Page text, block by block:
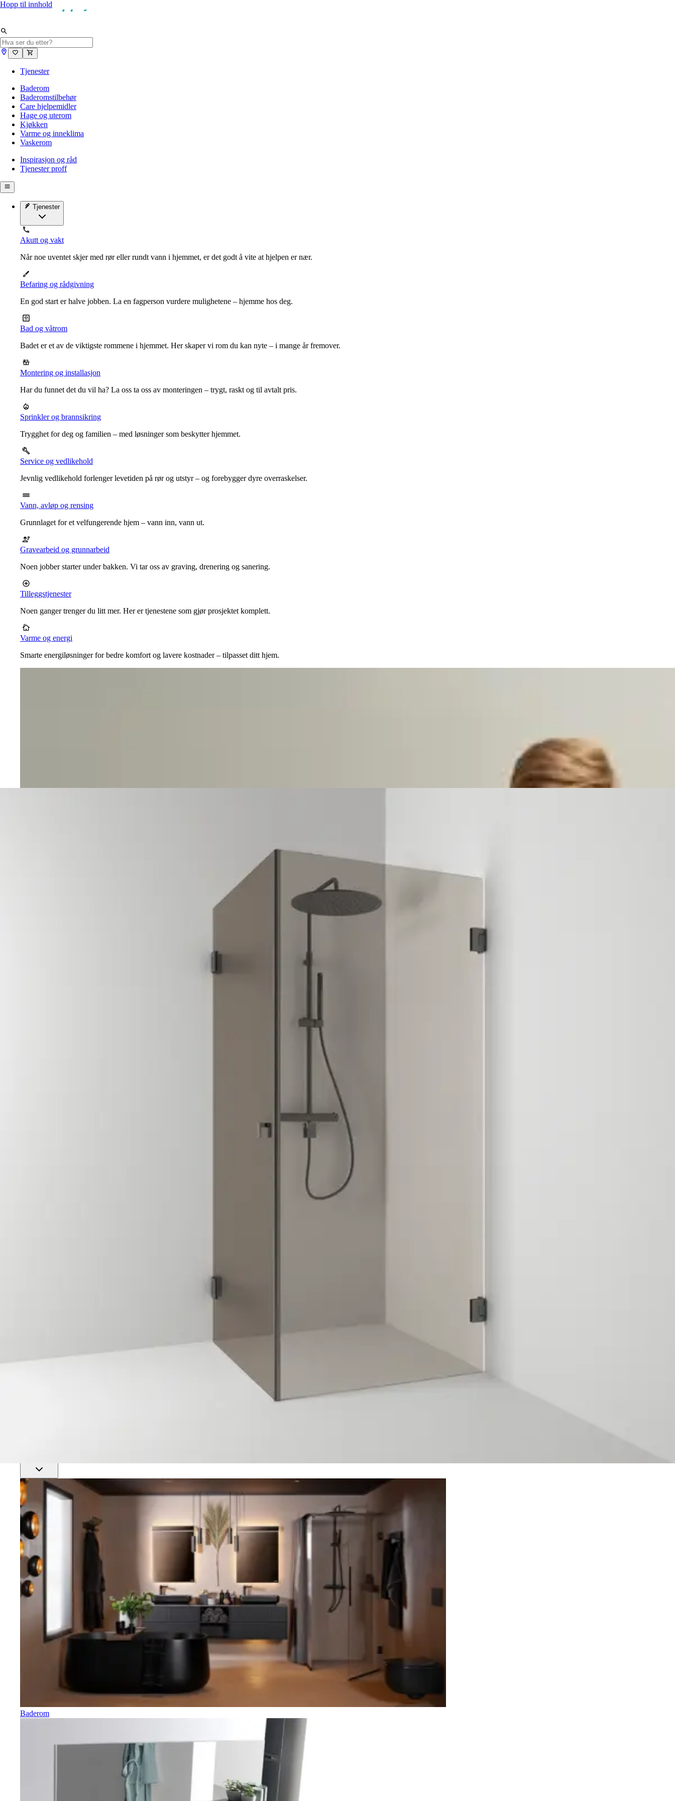
Hopp til innhold
Tjenester
Baderom
Baderomstilbehør
Care hjelpemidler
Hage og uterom
Kjøkken
Varme og inneklima
Vaskerom
Inspirasjon og råd
Tjenester proff
Tjenester
Akutt og vakt
Når noe uventet skjer med rør eller rundt vann i hjemmet, er det godt å vite at hjelpen er nær.
Befaring og rådgivning
En god start er halve jobben. La en fagperson vurdere mulighetene – hjemme hos deg.
Bad og våtrom
Badet er et av de viktigste rommene i hjemmet. Her skaper vi rom du kan nyte – i mange år fremover.
Montering og installasjon
Har du funnet det du vil ha? La oss ta oss av monteringen – trygt, raskt og til avtalt pris.
Sprinkler og brannsikring
Trygghet for deg og familien – med løsninger som beskytter hjemmet.
Service og vedlikehold
Jevnlig vedlikehold forlenger levetiden på rør og utstyr – og forebygger dyre overraskelser.
Vann, avløp og rensing
Grunnlaget for et velfungerende hjem – vann inn, vann ut.
Gravearbeid og grunnarbeid
Noen jobber starter under bakken. Vi tar oss av graving, drenering og sanering.
Tilleggstjenester
Noen ganger trenger du litt mer. Her er tjenestene som gjør prosjektet komplett.
Varme og energi
Smarte energiløsninger for bedre komfort og lavere kostnader – tilpasset ditt hjem.
Baderom